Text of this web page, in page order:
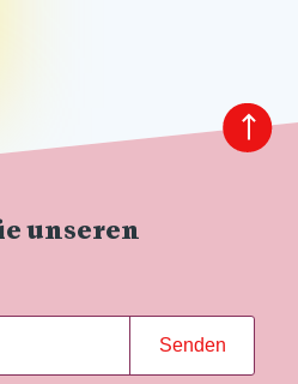
unseren
Senden